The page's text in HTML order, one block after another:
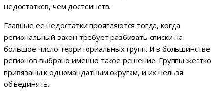
недостатков, чем достоинств.
Главные ее недостатки проявляются тогда, когда
региональный закон требует разбивать списки на
большое число территориальных групп. И в большинстве
регионов выбрано именно такое решение. Группы жестко
привязаны к одномандатным округам, и их нельзя
объединять.